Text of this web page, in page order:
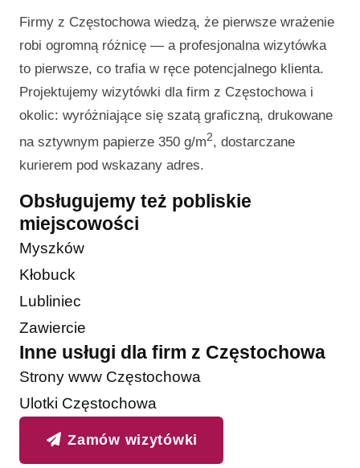
Firmy z Częstochowa wiedzą, że pierwsze wrażenie
robi ogromną różnicę — a profesjonalna wizytówka
to pierwsze, co trafia w ręce potencjalnego klienta.
Projektujemy wizytówki dla firm z Częstochowa i
okolic: wyróżniające się szatą graficzną, drukowane
na sztywnym papierze 350 g/m2, dostarczane
kurierem pod wskazany adres.
Obsługujemy też pobliskie
miejscowości
Myszków
Kłobuck
Lubliniec
Zawiercie
Inne usługi dla firm z Częstochowa
Strony www Częstochowa
Ulotki Częstochowa
Zamów wizytówki